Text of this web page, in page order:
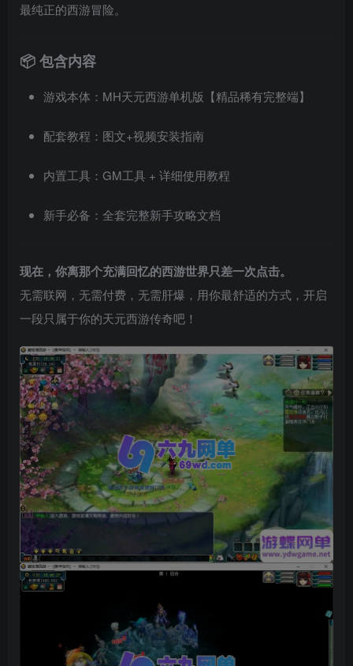
最纯正的西游冒险。
📦 包含内容
游戏本体：MH天元西游单机版【精品稀有完整端】
配套教程：图文+视频安装指南
内置工具：GM工具 + 详细使用教程
新手必备：全套完整新手攻略文档
现在，你离那个充满回忆的西游世界只差一次点击。
无需联网，无需付费，无需肝爆，用你最舒适的方式，开启
一段只属于你的天元西游传奇吧！